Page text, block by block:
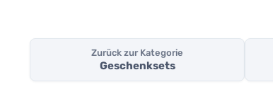
Zurück zur Kategorie
Geschenksets